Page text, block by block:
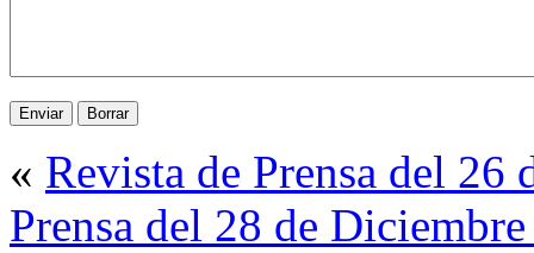
« Revista de Prensa del 26
Prensa del 28 de